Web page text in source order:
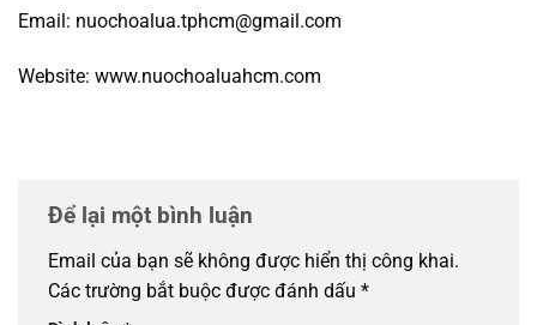
Email: nuochoalua.tphcm@gmail.com
Website: www.nuochoaluahcm.com
Để lại một bình luận
Email của bạn sẽ không được hiển thị công khai.
Các trường bắt buộc được đánh dấu *